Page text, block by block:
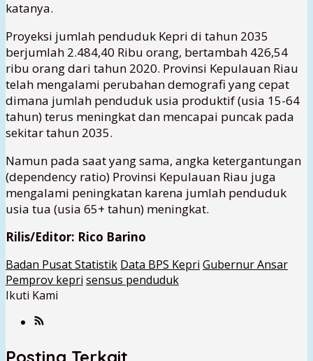
katanya.
Proyeksi jumlah penduduk Kepri di tahun 2035
berjumlah 2.484,40 Ribu orang, bertambah 426,54
ribu orang dari tahun 2020. Provinsi Kepulauan Riau
telah mengalami perubahan demografi yang cepat
dimana jumlah penduduk usia produktif (usia 15-64
tahun) terus meningkat dan mencapai puncak pada
sekitar tahun 2035.
Namun pada saat yang sama, angka ketergantungan
(dependency ratio) Provinsi Kepulauan Riau juga
mengalami peningkatan karena jumlah penduduk
usia tua (usia 65+ tahun) meningkat.
Rilis/Editor: Rico Barino
Badan Pusat Statistik Data BPS Kepri Gubernur Ansar
Pemprov kepri sensus penduduk
Ikuti Kami